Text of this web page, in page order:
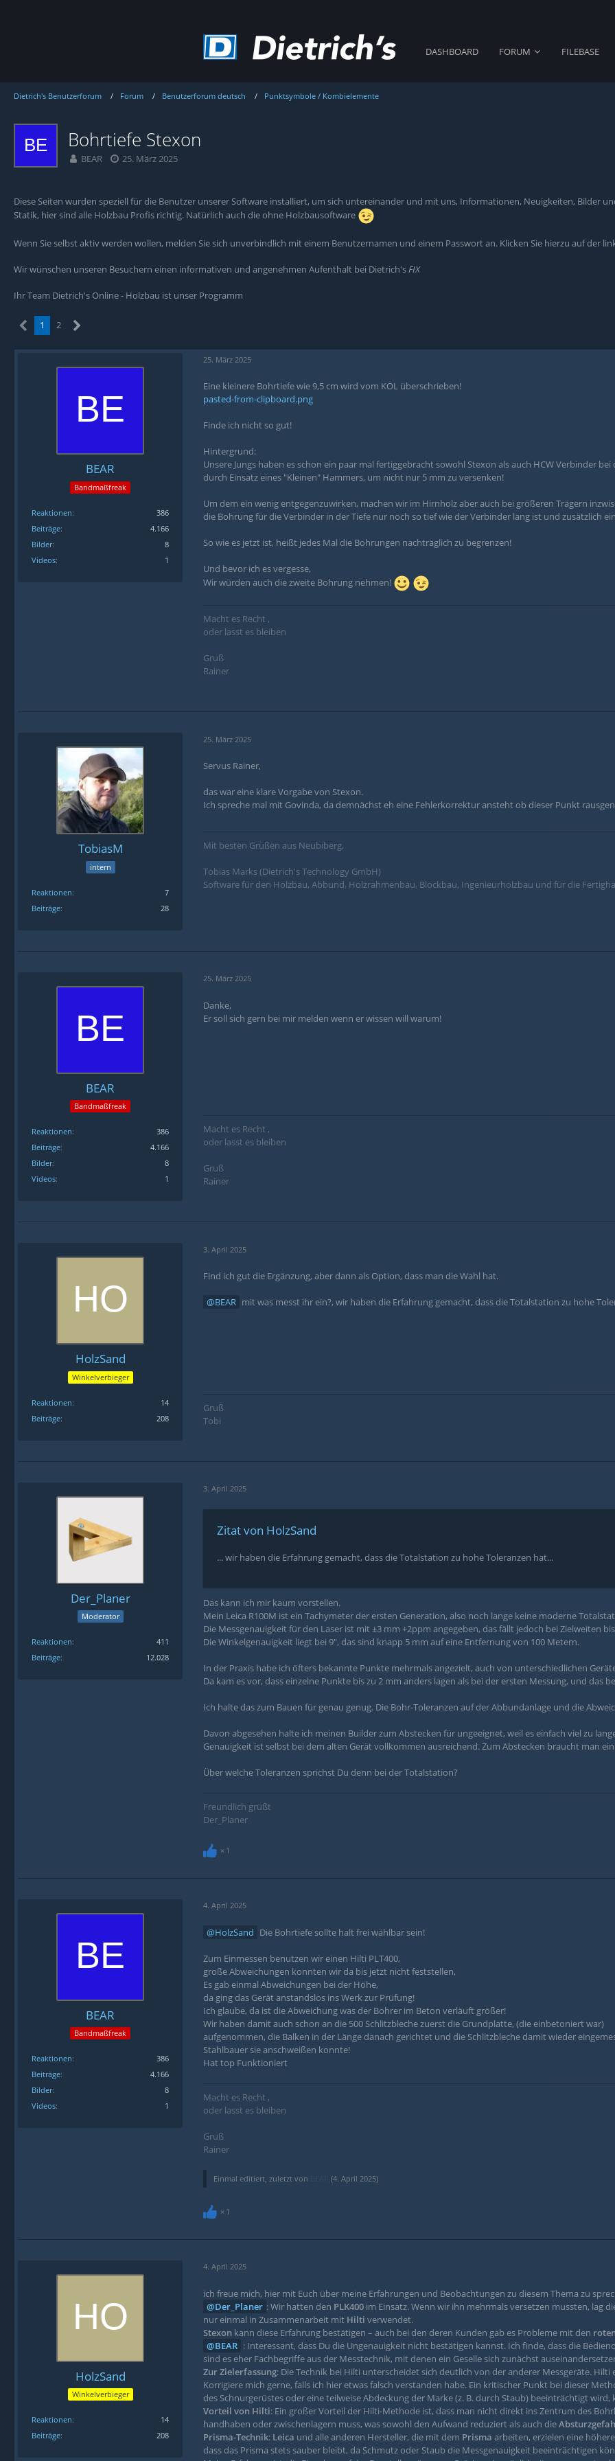
DASHBOARD FORUM FILEBASE
Dietrich's Benutzerforum Forum Benutzerforum deutsch Punktsymbole / Kombielemente
Bohrtiefe Stexon
BEAR 25. März 2025
Diese Seiten wurden speziell für die Benutzer unserer Software installiert, um sich untereinander und mit uns, Informationen, Neuigkeiten, Bilder
Statik, hier sind alle Holzbau Profis richtig. Natürlich auch die ohne Holzbausoftware
Wenn Sie selbst aktiv werden wollen, melden Sie sich unverbindlich mit einem Benutzernamen und einem Passwort an. Klicken Sie hierzu auf der
Wir wünschen unseren Besuchern einen informativen und angenehmen Aufenthalt bei Dietrich'sFIX
Ihr Team Dietrich's Online - Holzbau ist unser Programm
1 2
BEAR
Bandmaßfreak
Reaktionen
386
Beiträge
4.166
Bilder
8
Videos
1
25. März 2025
Eine kleinere Bohrtiefe wie 9,5 cm wird vom KOL überschrieben!
pasted-from-clipboard.png
Finde ich nicht so gut!
Hintergrund:
Unsere Jungs haben es schon ein paar mal fertiggebracht sowohl Stexon als auch HCW Verbinder
durch Einsatz eines "Kleinen" Hammers, um nicht nur 5 mm zu versenken!
Um dem ein wenig entgegenzuwirken, machen wir im Hirnholz aber auch bei größeren Trägern
die Bohrung für die Verbinder in der Tiefe nur noch so tief wie der Verbinder lang ist und zusätzlich
So wie es jetzt ist, heißt jedes Mal die Bohrungen nachträglich zu begrenzen!
Und bevor ich es vergesse,
Wir würden auch die zweite Bohrung nehmen!
Macht es Recht ,
oder lasst es bleiben
Gruß
Rainer
TobiasM
intern
Reaktionen
7
Beiträge
28
25. März 2025
Servus Rainer,
das war eine klare Vorgabe von Stexon.
Ich spreche mal mit Govinda, da demnächst eh eine Fehlerkorrektur ansteht ob dieser Punkt
Mit besten Grüßen aus Neubiberg,
Tobias Marks (Dietrich's Technology GmbH)
Software für den Holzbau, Abbund, Holzrahmenbau, Blockbau, Ingenieurholzbau und für die
BEAR
Bandmaßfreak
Reaktionen
386
Beiträge
4.166
Bilder
8
Videos
1
25. März 2025
Danke,
Er soll sich gern bei mir melden wenn er wissen will warum!
Macht es Recht ,
oder lasst es bleiben
Gruß
Rainer
HolzSand
Winkelverbieger
Reaktionen
14
Beiträge
208
3. April 2025
Find ich gut die Ergänzung, aber dann als Option, dass man die Wahl hat.
BEAR mit was messt ihr ein?, wir haben die Erfahrung gemacht, dass die Totalstation zu hohe
Gruß
Tobi
Der_Planer
Moderator
Reaktionen
411
Beiträge
12.028
3. April 2025
Zitat von HolzSand
... wir haben die Erfahrung gemacht, dass die Totalstation zu hohe Toleranzen hat...
Das kann ich mir kaum vorstellen.
Mein Leica R100M ist ein Tachymeter der ersten Generation, also noch lange keine moderne
Die Messgenauigkeit für den Laser ist mit ±3 mm +2ppm angegeben, das fällt jedoch bei Zielweiten
Die Winkelgenauigkeit liegt bei 9", das sind knapp 5 mm auf eine Entfernung von 100 Metern.
In der Praxis habe ich öfters bekannte Punkte mehrmals angezielt, auch von unterschiedlichen
Da kam es vor, dass einzelne Punkte bis zu 2 mm anders lagen als bei der ersten Messung, und das
Ich halte das zum Bauen für genau genug. Die Bohr-Toleranzen auf der Abbundanlage und die
Davon abgesehen halte ich meinen Builder zum Abstecken für ungeeignet, weil es einfach viel zu
Genauigkeit ist selbst bei dem alten Gerät vollkommen ausreichend. Zum Abstecken braucht man
Über welche Toleranzen sprichst Du denn bei der Totalstation?
Freundlich grüßt
Der_Planer
1
BEAR
Bandmaßfreak
Reaktionen
386
Beiträge
4.166
Bilder
8
Videos
1
4. April 2025
HolzSand Die Bohrtiefe sollte halt frei wählbar sein!
Zum Einmessen benutzen wir einen Hilti PLT400,
große Abweichungen konnten wir da bis jetzt nicht feststellen,
Es gab einmal Abweichungen bei der Höhe,
da ging das Gerät anstandslos ins Werk zur Prüfung!
Ich glaube, da ist die Abweichung was der Bohrer im Beton verläuft größer!
Wir haben damit auch schon an die 500 Schlitzbleche zuerst die Grundplatte, (die einbetoniert war)
aufgenommen, die Balken in der Länge danach gerichtet und die Schlitzbleche damit wieder
Stahlbauer sie anschweißen konnte!
Hat top Funktioniert
Macht es Recht ,
oder lasst es bleiben
Gruß
Rainer
Einmal editiert, zuletzt von (4. April 2025)
1
HolzSand
Winkelverbieger
Reaktionen
14
Beiträge
208
4. April 2025
ich freue mich, hier mit Euch über meine Erfahrungen und Beobachtungen zu diesem Thema zu
Der_Planer : Wir hatten den PLK400 im Einsatz. Wenn wir ihn mehrmals versetzen mussten, lag
nur einmal in Zusammenarbeit mit Hilti verwendet.
Stexon kann diese Erfahrung bestätigen – auch bei den deren Kunden gab es Probleme mit den
BEAR : Interessant, dass Du die Ungenauigkeit nicht bestätigen kannst. Ich finde, dass die
sind es eher Fachbegriffe aus der Messtechnik, mit denen ein Geselle sich zunächst
Zur Zielerfassung: Die Technik bei Hilti unterscheidet sich deutlich von der anderer Messgeräte.
Korrigiere mich gerne, falls ich hier etwas falsch verstanden habe. Ein kritischer Punkt bei dieser
des Schnurgerüstes oder eine teilweise Abdeckung der Marke (z. B. durch Staub) beeinträchtigt
Vorteil von Hilti: Ein großer Vorteil der Hilti-Methode ist, dass man nicht direkt ins Zentrum des
handhaben oder zwischenlagern muss, was sowohl den Aufwand reduziert als auch die
Prisma-Technik: Leica und alle anderen Hersteller, die mit dem Prisma arbeiten, erzielen eine
dass das Prisma stets sauber bleibt, da Schmutz oder Staub die Messgenauigkeit beeinträchtigen